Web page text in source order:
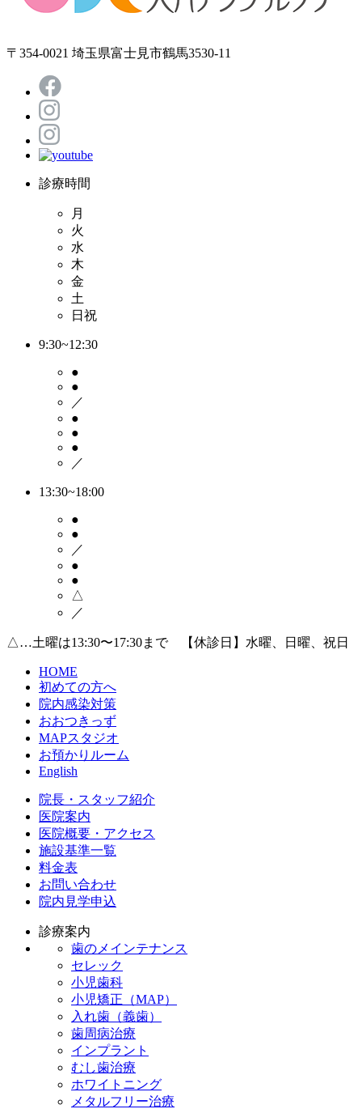
〒354-0021 埼玉県富士見市鶴馬3530-11
診療時間
月
火
水
木
金
土
日祝
9:30~12:30
●
●
／
●
●
●
／
13:30~18:00
●
●
／
●
●
△
／
△…土曜は13:30〜17:30まで 【休診日】水曜、日曜、祝日
HOME
初めての方へ
院内感染対策
おおつきっず
MAPスタジオ
お預かりルーム
English
院長・スタッフ紹介
医院案内
医院概要・アクセス
施設基準一覧
料金表
お問い合わせ
院内見学申込
診療案内
歯のメインテナンス
セレック
小児歯科
小児矯正（MAP）
入れ歯（義歯）
歯周病治療
インプラント
むし歯治療
ホワイトニング
メタルフリー治療